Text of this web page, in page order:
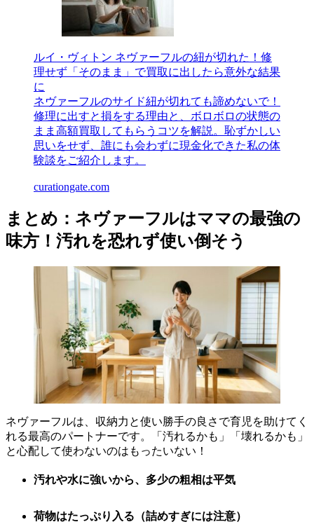
ルイ・ヴィトン ネヴァーフルの紐が切れた！修
理せず「そのまま」で買取に出したら意外な結果
に
ネヴァーフルのサイド紐が切れても諦めないで！
修理に出すと損をする理由と、ボロボロの状態の
まま高額買取してもらうコツを解説。恥ずかしい
思いをせず、誰にも会わずに現金化できた私の体
験談をご紹介します。
curationgate.com
まとめ：ネヴァーフルはママの最強の
味方！汚れを恐れず使い倒そう
ネヴァーフルは、収納力と使い勝手の良さで育児を助けてく
れる最高のパートナーです。「汚れるかも」「壊れるかも」
と心配して使わないのはもったいない！
汚れや水に強いから、多少の粗相は平気
荷物はたっぷり入る（詰めすぎには注意）